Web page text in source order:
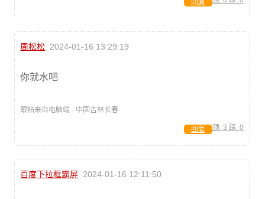
回复
周松松 2024-01-16 13:29:19
你就水吧
跟帖来自电脑端 · 中国吉林长春
顶: 3 踩: 0
回复
百度下拉框霸屏 2024-01-16 12:11:50